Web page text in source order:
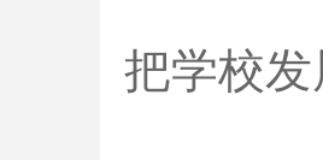
把学校